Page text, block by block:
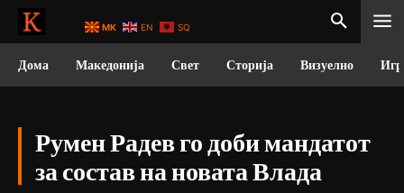
Дома Македонија Свет Сторија Визуелно
Румен Радев го доби мандатот
за состав на новата Влада
MK EN SQ